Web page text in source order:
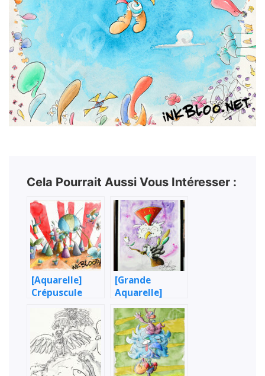
Cela Pourrait Aussi Vous Intéresser :
[Aquarelle]
Crépuscule
français
[Grande
Aquarelle]
Oiseau huppé